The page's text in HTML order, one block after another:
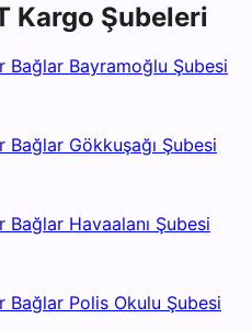
Kargo Şubeleri
Bağlar Bayramoğlu Şubesi
Bağlar Gökkuşağı Şubesi
Bağlar Havaalanı Şubesi
Bağlar Polis Okulu Şubesi